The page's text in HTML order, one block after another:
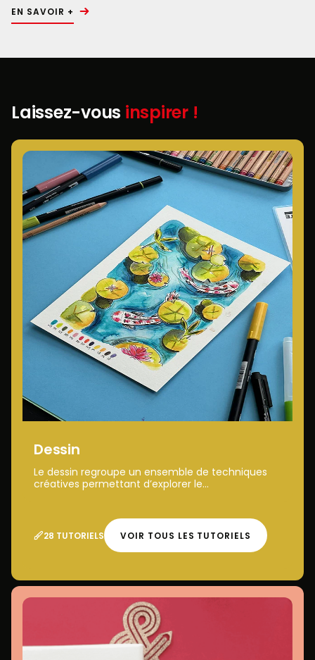
EN SAVOIR +
Laissez-vous inspirer !
Dessin
Le dessin regroupe un ensemble de techniques
créatives permettant d’explorer le...
28 TUTORIELS VOIR TOUS LES TUTORIELS